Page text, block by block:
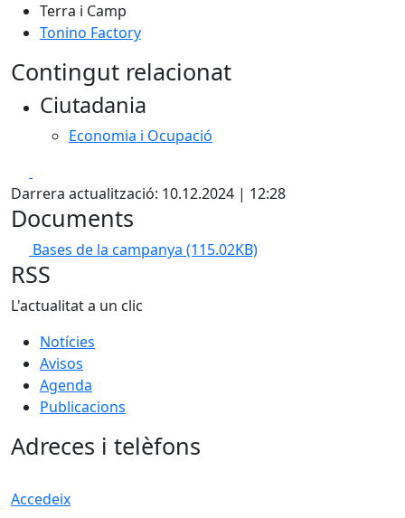
Terra i Camp
Tonino Factory
Contingut relacionat
Ciutadania
Economia i Ocupació
Darrera actualització: 10.12.2024 | 12:28
Documents
Bases de la campanya (115.02KB)
RSS
L'actualitat a un clic
Notícies
Avisos
Agenda
Publicacions
Adreces i telèfons
Accedeix